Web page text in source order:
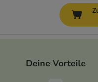
Deine Vorteile